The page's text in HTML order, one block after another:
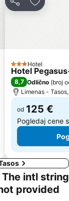
of Kastro
Deli Dodati
3 Zvezdice
Hotel
Hotel
8,7 Odlično (broj
Limenas -
od 125 €
Pogledaj cene
intl string
provided